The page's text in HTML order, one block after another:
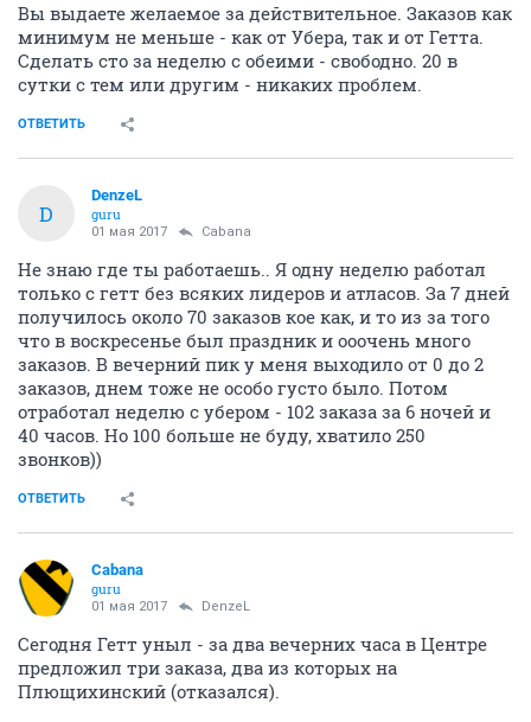
Вы выдаете желаемое за действительное. Заказов как
минимум не меньше - как от Убера, так и от Гетта.
Сделать сто за неделю с обеими - свободно. 20 в
сутки с тем или другим - никаких проблем.
ОТВЕТИТЬ
D
DenzeL
guru
01 мая 2017 Cabana
Не знаю где ты работаешь.. Я одну неделю работал
только с гетт без всяких лидеров и атласов. За 7 дней
получилось около 70 заказов кое как, и то из за того
что в воскресенье был праздник и ооочень много
заказов. В вечерний пик у меня выходило от 0 до 2
заказов, днем тоже не особо густо было. Потом
отработал неделю с убером - 102 заказа за 6 ночей и
40 часов. Но 100 больше не буду, хватило 250
звонков))
ОТВЕТИТЬ
Cabana
guru
01 мая 2017 DenzeL
Сегодня Гетт уныл - за два вечерних часа в Центре
предложил три заказа, два из которых на
Плющихинский (отказался).